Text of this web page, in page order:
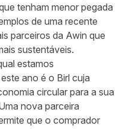
tenham menor pegada
de uma recente
parceiros da Awin que
sustentáveis.
estamos
ano é o Birl cuja
circular para a sua
nova parceira
que o comprador